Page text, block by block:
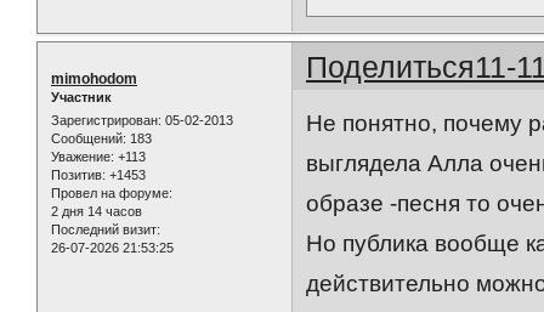
Поделиться11-
mimohodom
Участник
Зарегистрирован: 05-02-2013
Сообщений: 183
Уважение: +113
Позитив: +1453
Провел на форуме:
2 дня 14 часов
Последний визит:
26-07-2026 21:53:25
Не понятно, почему
выглядела Алла
образе -песня то
Но публика вообще
действительно